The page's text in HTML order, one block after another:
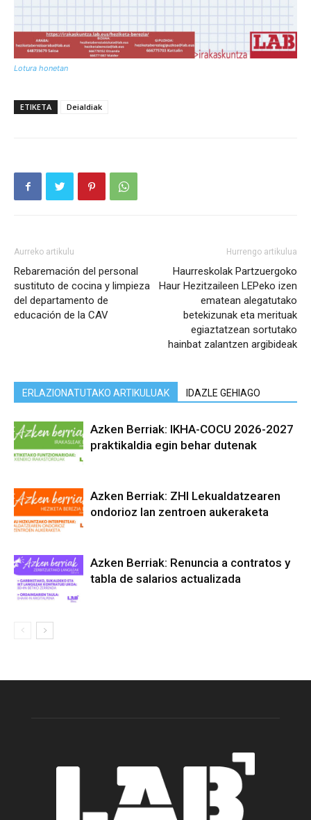
Lotura honetan
ETIKETA Deialdiak
Aurreko artikulu
Rebaremación del personal
sustituto de cocina y limpieza
del departamento de
educación de la CAV
Hurrengo artikulua
Haurreskolak Partzuergoko
Haur Hezitzaileen LEPeko izen
ematean alegatutako
betekizunak eta merituak
egiaztatzean sortutako
hainbat zalantzen argibideak
ERLAZIONATUTAKO ARTIKULUAK IDAZLE GEHIAGO
Azken Berriak: IKHA-COCU 2026-2027
praktikaldia egin behar dutenak
Azken Berriak: ZHI Lekualdatzearen
ondorioz lan zentroen aukeraketa
Azken Berriak: Renuncia a contratos y
tabla de salarios actualizada